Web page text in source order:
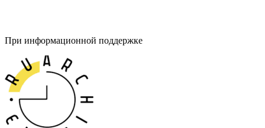
При информационной поддержке